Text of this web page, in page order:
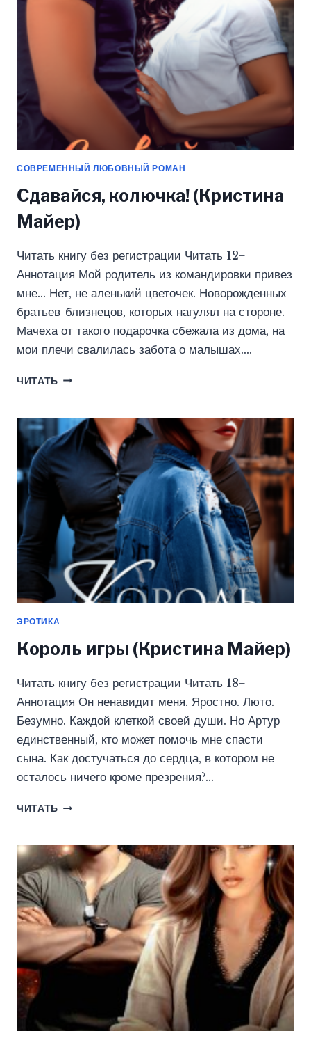
СОВРЕМЕННЫЙ ЛЮБОВНЫЙ РОМАН
Сдавайся, колючка! (Кристина
Майер)
Читать книгу без регистрации Читать 12+
Аннотация Мой родитель из командировки привез
мне… Нет, не аленький цветочек. Новорожденных
братьев-близнецов, которых нагулял на стороне.
Мачеха от такого подарочка сбежала из дома, на
мои плечи свалилась забота о малышах….
ЧИТАТЬ СДАВАЙСЯ,
МАЙЕР)
ЭРОТИКА
Король игры (Кристина Майер)
Читать книгу без регистрации Читать 18+
Аннотация Он ненавидит меня. Яростно. Люто.
Безумно. Каждой клеткой своей души. Но Артур
единственный, кто может помочь мне спасти
сына. Как достучаться до сердца, в котором не
осталось ничего кроме презрения?…
ЧИТАТЬ КОРОЛЬ
МАЙЕР)